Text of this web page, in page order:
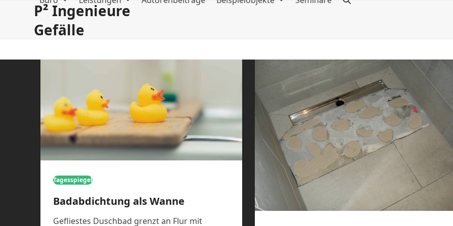
P² Ingenieure
Gefälle
Tagesspiegel
Badabdichtung als Wanne
Gefliestes Duschbad grenzt an Flur mit